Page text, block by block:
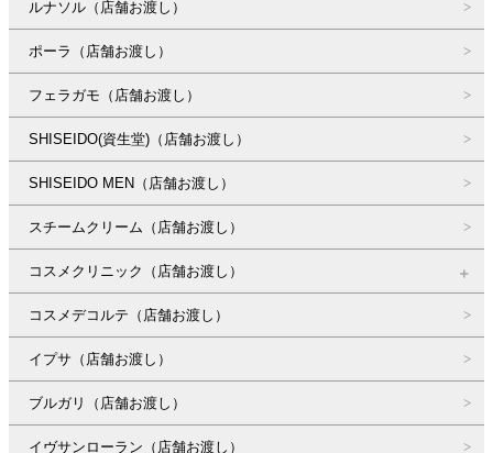
ルナソル（店舗お渡し）
ポーラ（店舗お渡し）
フェラガモ（店舗お渡し）
SHISEIDO(資生堂)（店舗お渡し）
SHISEIDO MEN（店舗お渡し）
スチームクリーム（店舗お渡し）
コスメクリニック（店舗お渡し）
コスメデコルテ（店舗お渡し）
イプサ（店舗お渡し）
ブルガリ（店舗お渡し）
イヴサンローラン（店舗お渡し）